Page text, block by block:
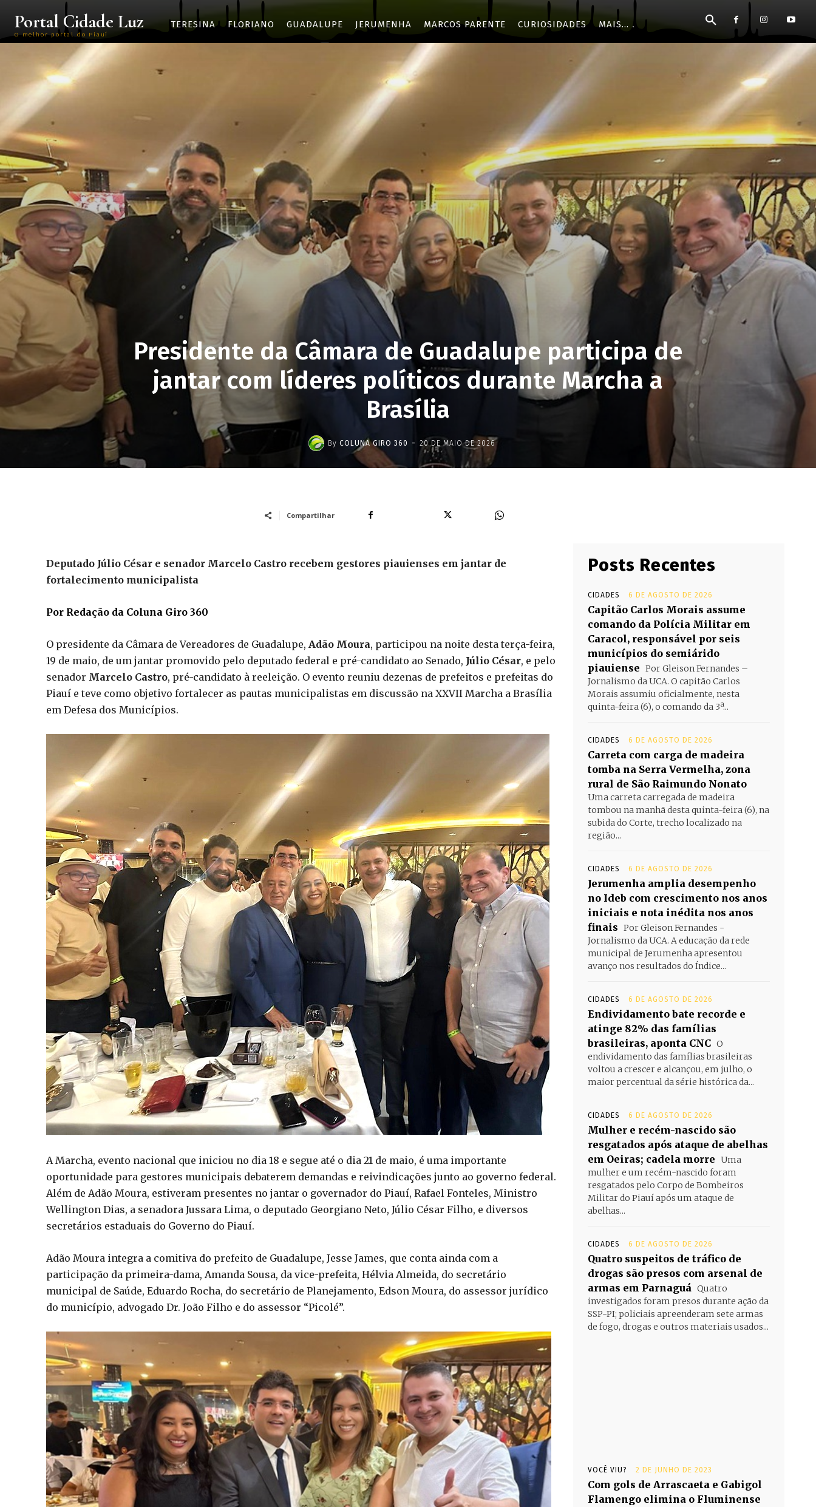
Portal Cidade Luz
O melhor portal do Piauí
TERESINA FLORIANO GUADALUPE JERUMENHA MARCOS PARENTE CURIOSIDADES MAIS...
Presidente da Câmara de Guadalupe participa de
jantar com líderes políticos durante Marcha a
Brasília
By COLUNA GIRO 360 - 20 DE MAIO DE 2026
Compartilhar
Deputado Júlio César e senador Marcelo Castro recebem gestores piauienses em jantar de
fortalecimento municipalista
Por Redação da Coluna Giro 360
O presidente da Câmara de Vereadores de Guadalupe, Adão Moura, participou na noite desta terça-feira,
19 de maio, de um jantar promovido pelo deputado federal e pré-candidato ao Senado, Júlio César, e pelo
senador Marcelo Castro, pré-candidato à reeleição. O evento reuniu dezenas de prefeitos e prefeitas do
Piauí e teve como objetivo fortalecer as pautas municipalistas em discussão na XXVII Marcha a Brasília
em Defesa dos Municípios.
A Marcha, evento nacional que iniciou no dia 18 e segue até o dia 21 de maio, é uma importante
oportunidade para gestores municipais debaterem demandas e reivindicações junto ao governo federal.
Além de Adão Moura, estiveram presentes no jantar o governador do Piauí, Rafael Fonteles, Ministro
Wellington Dias, a senadora Jussara Lima, o deputado Georgiano Neto, Júlio César Filho, e diversos
secretários estaduais do Governo do Piauí.
Adão Moura integra a comitiva do prefeito de Guadalupe, Jesse James, que conta ainda com a
participação da primeira-dama, Amanda Sousa, da vice-prefeita, Hélvia Almeida, do secretário
municipal de Saúde, Eduardo Rocha, do secretário de Planejamento, Edson Moura, do assessor jurídico
do município, advogado Dr. João Filho e do assessor “Picolé”.
Posts Recentes
CIDADES 6 DE AGOSTO DE 2026
Capitão Carlos Morais assume
comando da Polícia Militar em
Caracol, responsável por seis
municípios do semiárido
piauiense Por Gleison Fernandes –
Jornalismo da UCA. O capitão Carlos
Morais assumiu oficialmente, nesta
quinta-feira (6), o comando da 3ª...
CIDADES 6 DE AGOSTO DE 2026
Carreta com carga de madeira
tomba na Serra Vermelha, zona
rural de São Raimundo Nonato
Uma carreta carregada de madeira
tombou na manhã desta quinta-feira (6), na
subida do Corte, trecho localizado na
região...
CIDADES 6 DE AGOSTO DE 2026
Jerumenha amplia desempenho
no Ideb com crescimento nos anos
iniciais e nota inédita nos anos
finais Por Gleison Fernandes -
Jornalismo da UCA. A educação da rede
municipal de Jerumenha apresentou
avanço nos resultados do Índice...
CIDADES 6 DE AGOSTO DE 2026
Endividamento bate recorde e
atinge 82% das famílias
brasileiras, aponta CNC O
endividamento das famílias brasileiras
voltou a crescer e alcançou, em julho, o
maior percentual da série histórica da...
CIDADES 6 DE AGOSTO DE 2026
Mulher e recém-nascido são
resgatados após ataque de abelhas
em Oeiras; cadela morre Uma
mulher e um recém-nascido foram
resgatados pelo Corpo de Bombeiros
Militar do Piauí após um ataque de
abelhas...
CIDADES 6 DE AGOSTO DE 2026
Quatro suspeitos de tráfico de
drogas são presos com arsenal de
armas em Parnaguá Quatro
investigados foram presos durante ação da
SSP-PI; policiais apreenderam sete armas
de fogo, drogas e outros materiais usados...
VOCÊ VIU? 2 DE JUNHO DE 2023
Com gols de Arrascaeta e Gabigol
Flamengo elimina o Fluminense